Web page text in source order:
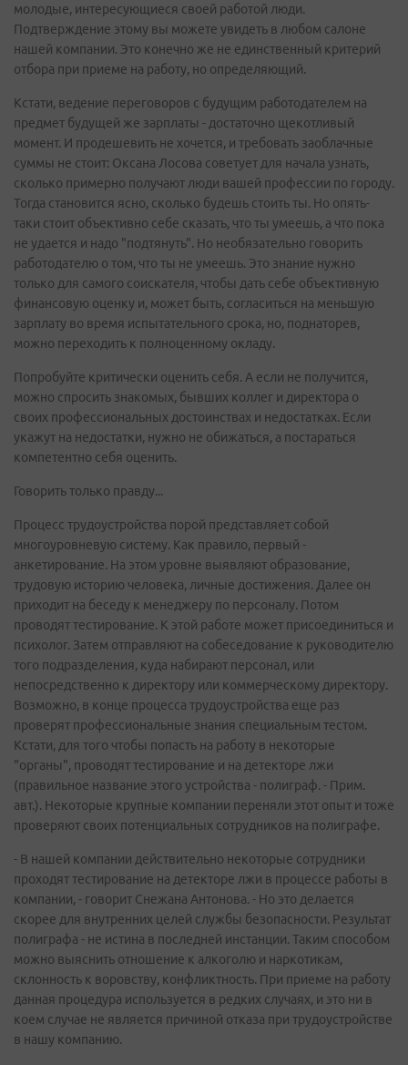
молодые, интересующиеся своей работой люди.
Подтверждение этому вы можете увидеть в любом салоне
нашей компании. Это конечно же не единственный критерий
отбора при приеме на работу, но определяющий.
Кстати, ведение переговоров с будущим работодателем на
предмет будущей же зарплаты - достаточно щекотливый
момент. И продешевить не хочется, и требовать заоблачные
суммы не стоит: Оксана Лосова советует для начала узнать,
сколько примерно получают люди вашей профессии по городу.
Тогда становится ясно, сколько будешь стоить ты. Но опять-
таки стоит объективно себе сказать, что ты умеешь, а что пока
не удается и надо "подтянуть". Но необязательно говорить
работодателю о том, что ты не умеешь. Это знание нужно
только для самого соискателя, чтобы дать себе объективную
финансовую оценку и, может быть, согласиться на меньшую
зарплату во время испытательного срока, но, поднаторев,
можно переходить к полноценному окладу.
Попробуйте критически оценить себя. А если не получится,
можно спросить знакомых, бывших коллег и директора о
своих профессиональных достоинствах и недостатках. Если
укажут на недостатки, нужно не обижаться, а постараться
компетентно себя оценить.
Говорить только правду...
Процесс трудоустройства порой представляет собой
многоуровневую систему. Как правило, первый -
анкетирование. На этом уровне выявляют образование,
трудовую историю человека, личные достижения. Далее он
приходит на беседу к менеджеру по персоналу. Потом
проводят тестирование. К этой работе может присоединиться и
психолог. Затем отправляют на собеседование к руководителю
того подразделения, куда набирают персонал, или
непосредственно к директору или коммерческому директору.
Возможно, в конце процесса трудоустройства еще раз
проверят профессиональные знания специальным тестом.
Кстати, для того чтобы попасть на работу в некоторые
"органы", проводят тестирование и на детекторе лжи
(правильное название этого устройства - полиграф. - Прим.
авт.). Некоторые крупные компании переняли этот опыт и тоже
проверяют своих потенциальных сотрудников на полиграфе.
- В нашей компании действительно некоторые сотрудники
проходят тестирование на детекторе лжи в процессе работы в
компании, - говорит Снежана Антонова. - Но это делается
скорее для внутренних целей службы безопасности. Результат
полиграфа - не истина в последней инстанции. Таким способом
можно выяснить отношение к алкоголю и наркотикам,
склонность к воровству, конфликтность. При приеме на работу
данная процедура используется в редких случаях, и это ни в
коем случае не является причиной отказа при трудоустройстве
в нашу компанию.